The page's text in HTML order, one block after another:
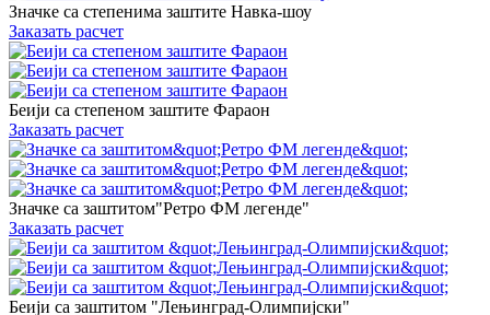
Значке са степенима заштите Навка-шоу
Заказать расчет
Беији са степеном заштите Фараон
Заказать расчет
Значке са заштитом"Ретро ФМ легенде"
Заказать расчет
Беији са заштитом "Лењинград-Олимпијски"